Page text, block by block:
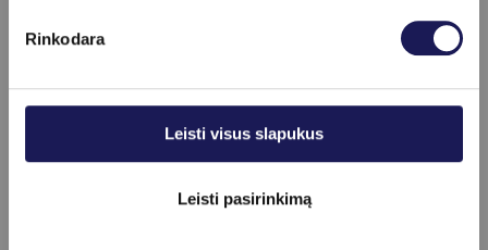
Rinkodara
Leisti visus slapukus
Leisti pasirinkimą
organizmo pokyčius, įvertinti individualius rizikos
veiksnius ir imtis prevencinių priemonių dar prieš
svarbu ne tik gyventi ilgiau, bet ir kuo ilgiau
išlaikyti gerą fizinę, emocinę bei pažintinę
sveikatą. Ši programa padeda geriau suprasti savo